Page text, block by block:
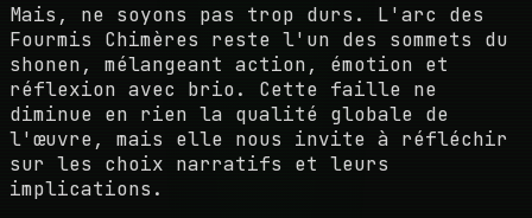
Mais, ne soyons pas trop durs. L'arc des
Fourmis Chimères reste l'un des sommets du
shonen, mélangeant action, émotion et
réflexion avec brio. Cette faille ne
diminue en rien la qualité globale de
l'œuvre, mais elle nous invite à réfléchir
sur les choix narratifs et leurs
implications.